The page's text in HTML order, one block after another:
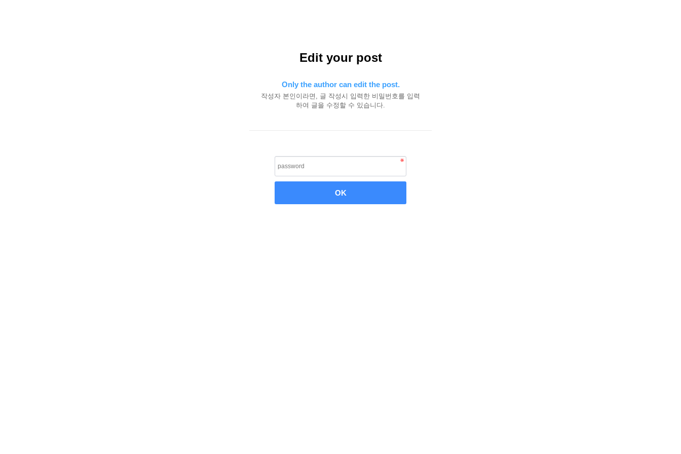
Edit your post
Only the author can edit the post.
작성자 본인이라면, 글 작성시 입력한 비밀번호를 입력
하여 글을 수정할 수 있습니다.